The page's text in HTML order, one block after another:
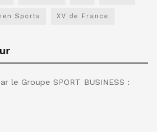
Sports XV de France
le Groupe SPORT BUSINESS :